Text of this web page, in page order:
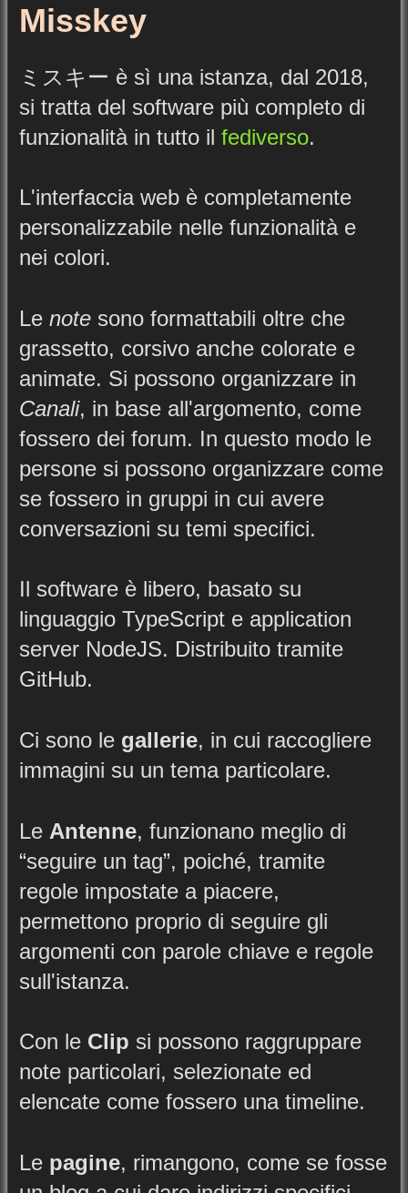
Misskey
ミスキー è sì una istanza, dal 2018,
si tratta del software più completo di
funzionalità in tutto il fediverso.
L'interfaccia web è completamente
personalizzabile nelle funzionalità e
nei colori.
Le note sono formattabili oltre che
grassetto, corsivo anche colorate e
animate. Si possono organizzare in
Canali, in base all'argomento, come
fossero dei forum. In questo modo le
persone si possono organizzare come
se fossero in gruppi in cui avere
conversazioni su temi specifici.
Il software è libero, basato su
linguaggio TypeScript e application
server NodeJS. Distribuito tramite
GitHub.
Ci sono le gallerie, in cui raccogliere
immagini su un tema particolare.
Le Antenne, funzionano meglio di
“seguire un tag”, poiché, tramite
regole impostate a piacere,
permettono proprio di seguire gli
argomenti con parole chiave e regole
sull'istanza.
Con le Clip si possono raggruppare
note particolari, selezionate ed
elencate come fossero una timeline.
Le pagine, rimangono, come se fosse